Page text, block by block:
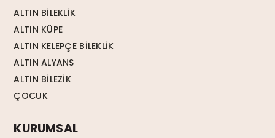
ALTIN BİLEKLİK
ALTIN KÜPE
ALTIN KELEPÇE BİLEKLİK
ALTIN ALYANS
ALTIN BİLEZİK
ÇOCUK
KURUMSAL